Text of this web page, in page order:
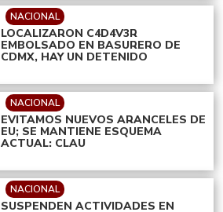
NACIONAL
LOCALIZARON C4D4V3R
EMBOLSADO EN BASURERO DE
CDMX, HAY UN DETENIDO
NACIONAL
EVITAMOS NUEVOS ARANCELES DE
EU; SE MANTIENE ESQUEMA
ACTUAL: CLAU
NACIONAL
SUSPENDEN ACTIVIDADES EN